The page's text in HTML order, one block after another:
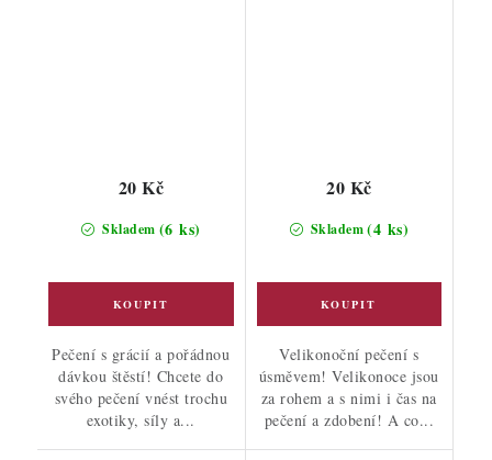
Skladem (6 ks)
20 Kč
Pečení s grácií a pořádnou
dávkou štěstí! Chcete do
svého pečení vnést trochu
exotiky, síly a...
Skladem(4 ks)
20 Kč
Velikonoční pečení s
úsměvem! Velikonoce jsou
za rohem a s nimi i čas na
pečení a zdobení! A co...